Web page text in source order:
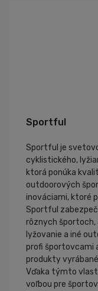
Sportful
Sportful je
cyklistického,
ktorá ponúka
outdoorových
inováciami, ktoré
Sportful
rôznych športoch,
lyžovanie a iné
profi športovcami
produkty
Vďaka týmto
voľbou pre